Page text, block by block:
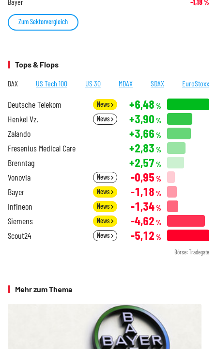
%
Zum Sektorvergleich
Tops & Flops
DAX US Tech 100 US 30 MDAX SDAX EuroStoxx
Deutsche Telekom News +6,48 %
Henkel Vz. News +3,90 %
Zalando +3,66 %
Fresenius Medical Care +2,83 %
Brenntag +2,57 %
Vonovia News -0,95 %
Bayer News -1,18 %
Infineon News -1,34%
Siemens News -4,62 %
Scout24 News -5,12 %
Börse: Tradegate
Mehr zum Thema